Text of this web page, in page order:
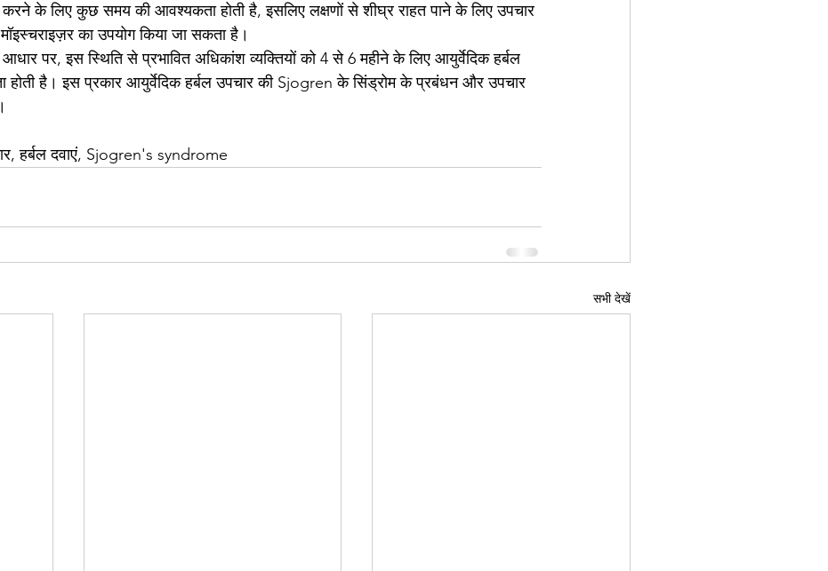
करने के लिए कुछ समय की आवश्यकता होती है, इसलिए लक्षणों से शीघ्र राहत पाने के लिए उपचार
का उपयोग किया जा सकता है।
आधार पर, इस स्थिति से प्रभावित अधिकांश व्यक्तियों को 4 से 6 महीने के लिए आयुर्वेदिक हर्बल
होती है। इस प्रकार आयुर्वेदिक हर्बल उपचार की Sjogren के सिंड्रोम के प्रबंधन और उपचार
हर्बल दवाएं, Sjogren's syndrome
सभी देखें